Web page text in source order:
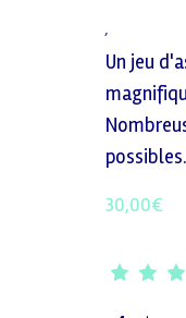
,
Un jeu
possibles.
30,00€